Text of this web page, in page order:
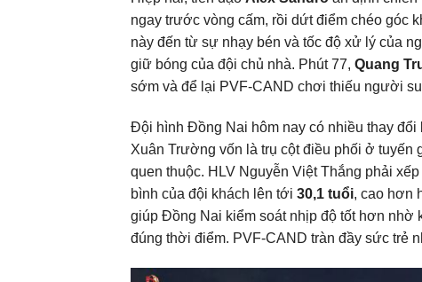
ngay trước vòng cấm, rồi dứt điểm chéo góc
này đến từ sự nhạy bén và tốc độ xử lý của
giữ bóng của đội chủ nhà. Phút 77, Quang
sớm và để lại PVF-CAND chơi thiếu người
Đội hình Đồng Nai hôm nay có nhiều thay đổi
Xuân Trường vốn là trụ cột điều phối ở
quen thuộc. HLV Nguyễn Việt Thắng phải xếp
bình của đội khách lên tới 30,1 tuổi, cao hơn
giúp Đồng Nai kiểm soát nhịp độ tốt hơn nhờ
đúng thời điểm. PVF-CAND tràn đầy sức trẻ